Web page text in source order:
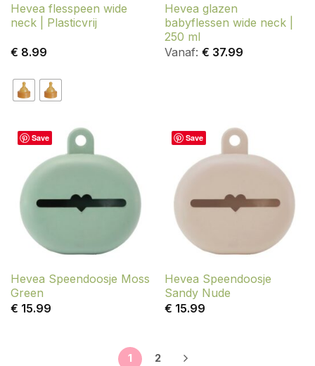
Hevea flesspeen wide
neck | Plasticvrij
€ 8.99
Hevea glazen
babyflessen wide neck |
250 ml
Vanaf: € 37.99
Save
Hevea Speendoosje Moss
Green
€ 15.99
Save
Hevea Speendoosje
Sandy Nude
€ 15.99
1 2